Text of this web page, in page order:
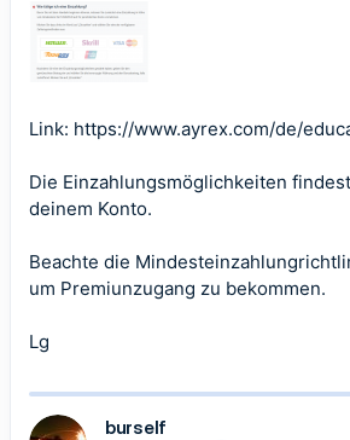
Link: https://www.ayrex.com/de/
Die Einzahlungsmöglichkeiten
deinem Konto.
Beachte die
um Premiunzugang zu bekommen.
Lg
burself